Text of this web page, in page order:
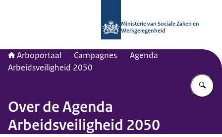
Ministerie van Sociale Zaken en
Werkgelegenheid
Arboportaal Campagnes
Agenda
Arbeidsveiligheid 2050
Over de Agenda
Arbeidsveiligheid 2050